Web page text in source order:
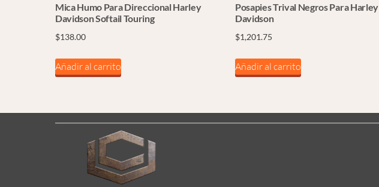
Mica Humo Para Direccional Harley
Davidson Softail Touring
$138.00
Añadir al carrito
Posapies Trival Negros Para Harley
Davidson
$1,201.75
Añadir al carrito